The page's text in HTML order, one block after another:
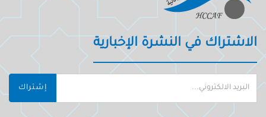
الاشتراك في النشرة الإخبارية
إشتراك